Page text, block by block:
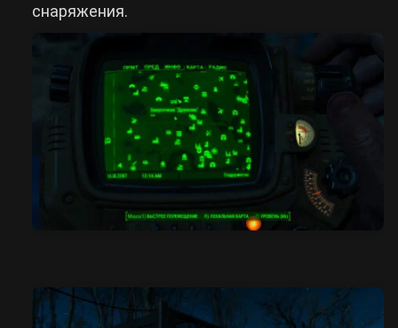
снаряжения.